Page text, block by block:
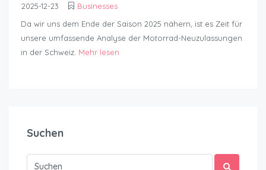
2025-12-23
Businesses
Da wir uns dem Ende der Saison 2025 nähern, ist es Zeit für
unsere umfassende Analyse der Motorrad-Neuzulassungen
in der Schweiz. Mehr lesen
Suchen